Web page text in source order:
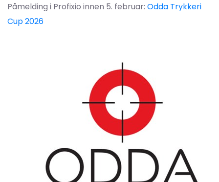
Påmelding i Profixio innen 5. februar: Odda Trykkeri
Cup 2026